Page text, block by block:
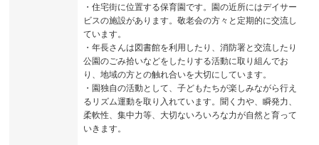
・住宅街に位置する保育園です。園の近所にはデイサー
ビスの施設があります。敬老会の方々と定期的に交流し
ています。
・年長さんは図書館を利用したり、消防署と交流したり
公園のごみ拾いなどをしたりする活動に取り組んでお
り、地域の方との触れ合いを大切にしています。
・園独自の活動として、子どもたちが楽しみながら行え
るリズム運動を取り入れています。聞く力や、瞬発力、
柔軟性、集中力等、大切ないろいろな力が自然と育って
いきます。